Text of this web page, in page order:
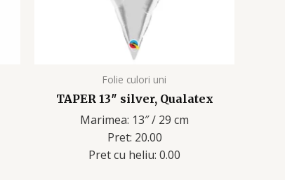
Folie culori uni
TAPER 13″ silver, Qualatex
Marimea: 13″ / 29 cm
Pret: 20.00
Pret cu heliu: 0.00